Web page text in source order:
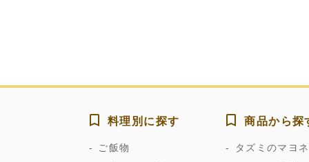
料理別に探す
ご飯物
商品から探
タズミのマヨ